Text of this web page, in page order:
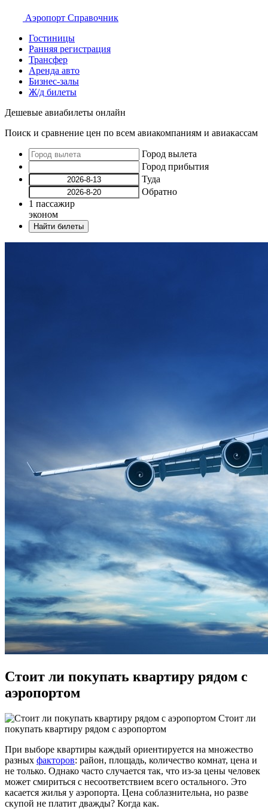
Аэропорт Справочник
Гостиницы
Ранняя регистрация
Трансфер
Аренда авто
Бизнес-залы
Ж/д билеты
Дешевые авиабилеты онлайн
Поиск и сравнение цен по всем авиакомпаниям и авиакассам
Город вылета
Город прибытия
Туда
Обратно
1 пассажир
эконом
Найти билеты
Стоит ли покупать квартиру рядом с
аэропортом
Стоит ли
покупать квартиру рядом с аэропортом
При выборе квартиры каждый ориентируется на множество
разных факторов: район, площадь, количество комнат, цена и
не только. Однако часто случается так, что из-за цены человек
может смириться с несоответствием всего остального. Это
касается жилья у аэропорта. Цена соблазнительна, но разве
скупой не платит дважды? Когда как.